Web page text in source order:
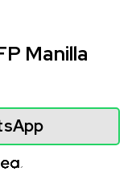
Manilla